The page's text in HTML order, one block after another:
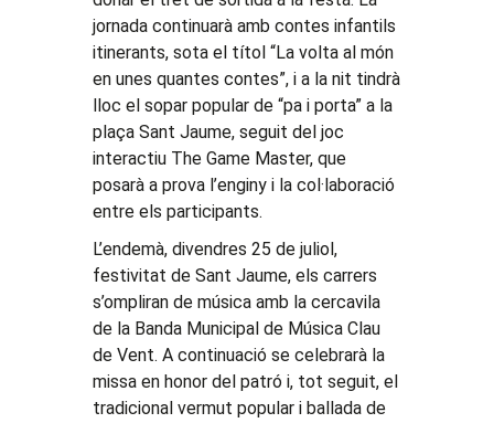
jornada continuarà amb contes infantils
itinerants, sota el títol “La volta al món
en unes quantes contes”, i a la nit tindrà
lloc el sopar popular de “pa i porta” a la
plaça Sant Jaume, seguit del joc
interactiu The Game Master, que
posarà a prova l’enginy i la col·laboració
entre els participants.
L’endemà, divendres 25 de juliol,
festivitat de Sant Jaume, els carrers
s’ompliran de música amb la cercavila
de la Banda Municipal de Música Clau
de Vent. A continuació se celebrarà la
missa en honor del patró i, tot seguit, el
tradicional vermut popular i ballada de